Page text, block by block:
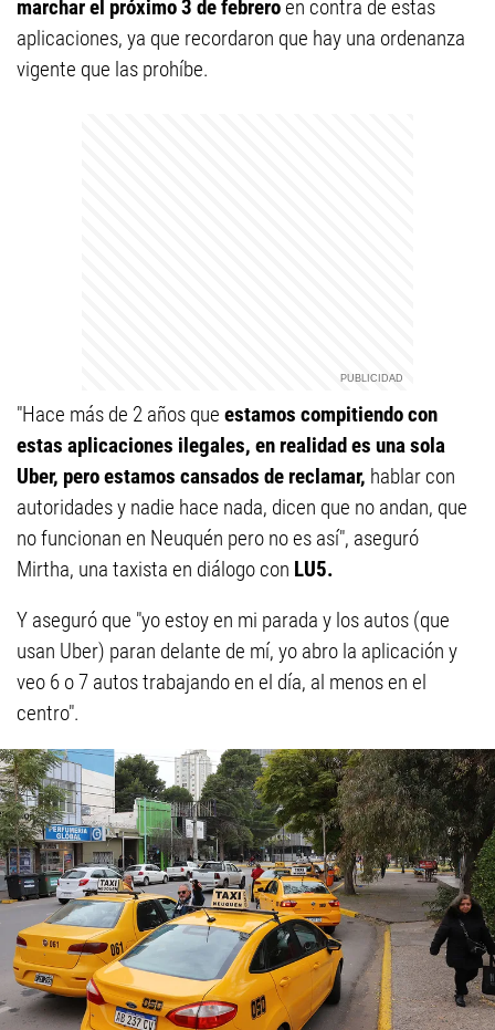
marchar el próximo 3 de febreroen contra de estas
aplicaciones, ya que recordaron que hay una ordenanza
vigente que las prohíbe.
"Hace más de 2 años que estamos compitiendo con
estas aplicaciones ilegales, en realidad es una sola
Uber, pero estamos cansados de reclamar, hablar con
autoridades y nadie hace nada, dicen que no andan, que
no funcionan en Neuquén pero no es así", aseguró
Mirtha, una taxista en diálogo con LU5.
Y aseguró que "yo estoy en mi parada y los autos (que
usan Uber) paran delante de mí, yo abro la aplicación y
veo 6 o 7 autos trabajando en el día, al menos en el
centro".